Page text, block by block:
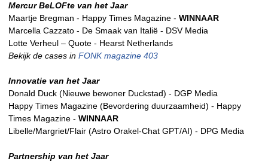
Mercur BeLOFte van het Jaar
Maartje Bregman - Happy Times Magazine - WINNAAR
Marcella Cazzato - De Smaak van Italië - DSV Media
Lotte Verheul – Quote - Hearst Netherlands
Bekijk de cases in FONK magazine 403
Innovatie van het Jaar
Donald Duck (Nieuwe bewoner Duckstad) - DGP Media
Happy Times Magazine (Bevordering duurzaamheid) - Happy
Times Magazine - WINNAAR
Libelle/Margriet/Flair (Astro Orakel-Chat GPT/AI) - DPG Media
Partnership van het Jaar